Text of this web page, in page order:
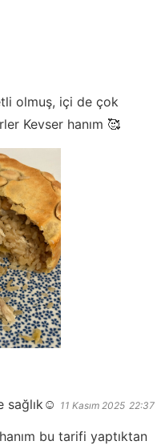
olmuş, içi de çok
Kevser hanım 🥰
sağlık☺️ 11 Kasım 2025 22:37
bu tarifi yaptıktan